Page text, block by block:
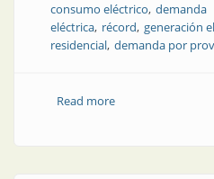
consumo eléctrico demanda
eléctrica récord generación
residencial demanda por
Read moreabout En junio